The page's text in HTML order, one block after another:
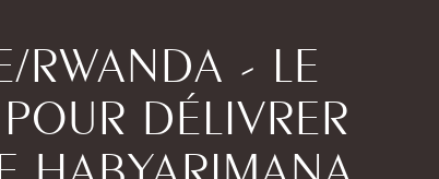
RWANDA - LE
DÉLIVRER
HABYARIMANA